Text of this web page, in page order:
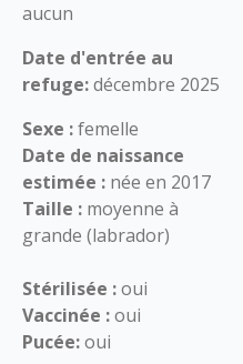
aucun
Date d'entrée au
refuge:décembre 2025
Sexe :femelle
Date de naissance
estimée : née en 2017
Taille : moyenne à
grande (labrador)
Stérilisée :oui
Vaccinée :oui
Pucée:oui